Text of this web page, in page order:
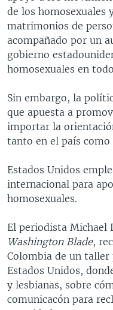
DEPORTIVO
NOTA ECONÓMICA
ENTRETENIMIENTO
Idiomas
de los homosexuales
matrimonios de
acompañado por un
gobierno
homosexuales en
Sin embargo, la
que apuesta a
importar la
tanto en el país
Estados Unidos
internacional para
homosexuales.
El periodista Michael
Washington Blade,
Colombia de un
Estados Unidos,
y lesbianas, sobre
comunicacón para